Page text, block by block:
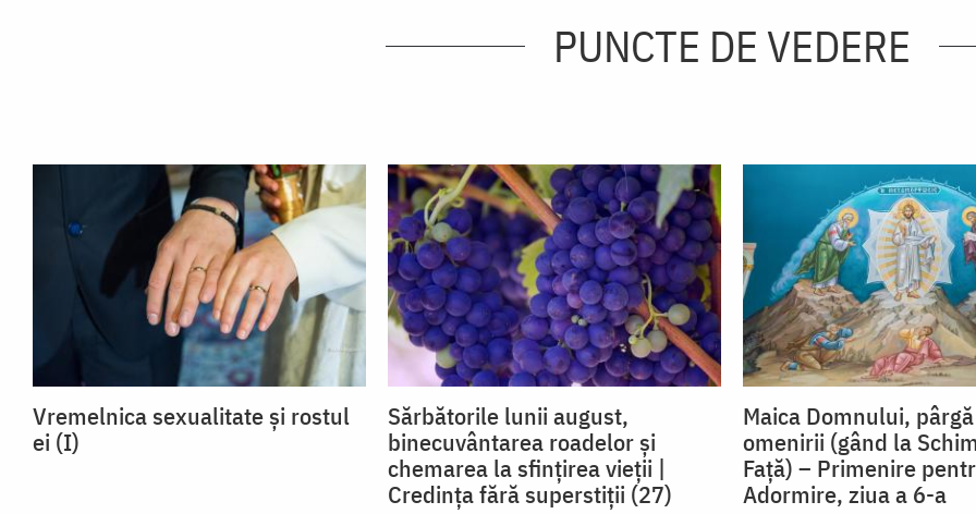
PUNCTE DE VEDERE
Vremelnica sexualitate și rostul
ei (I)
Sărbătorile lunii august,
binecuvântarea roadelor și
chemarea la sfințirea vieții |
Credința fără superstiții (27)
Maica Domnului,
omenirii (gând la
Față) – Primenire
Adormire, ziua a 6-a